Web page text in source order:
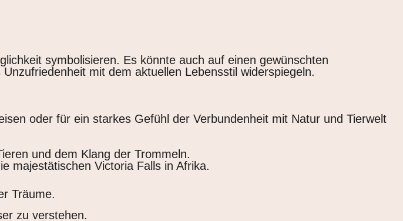
symbolisieren. Es könnte auch auf einen gewünschten
mit dem aktuellen Lebensstil widerspiegeln.
oder für ein starkes Gefühl der Verbundenheit mit Natur und Tierwelt
und dem Klang der Trommeln.
majestätischen Victoria Falls in Afrika.
Träume.
zu verstehen.